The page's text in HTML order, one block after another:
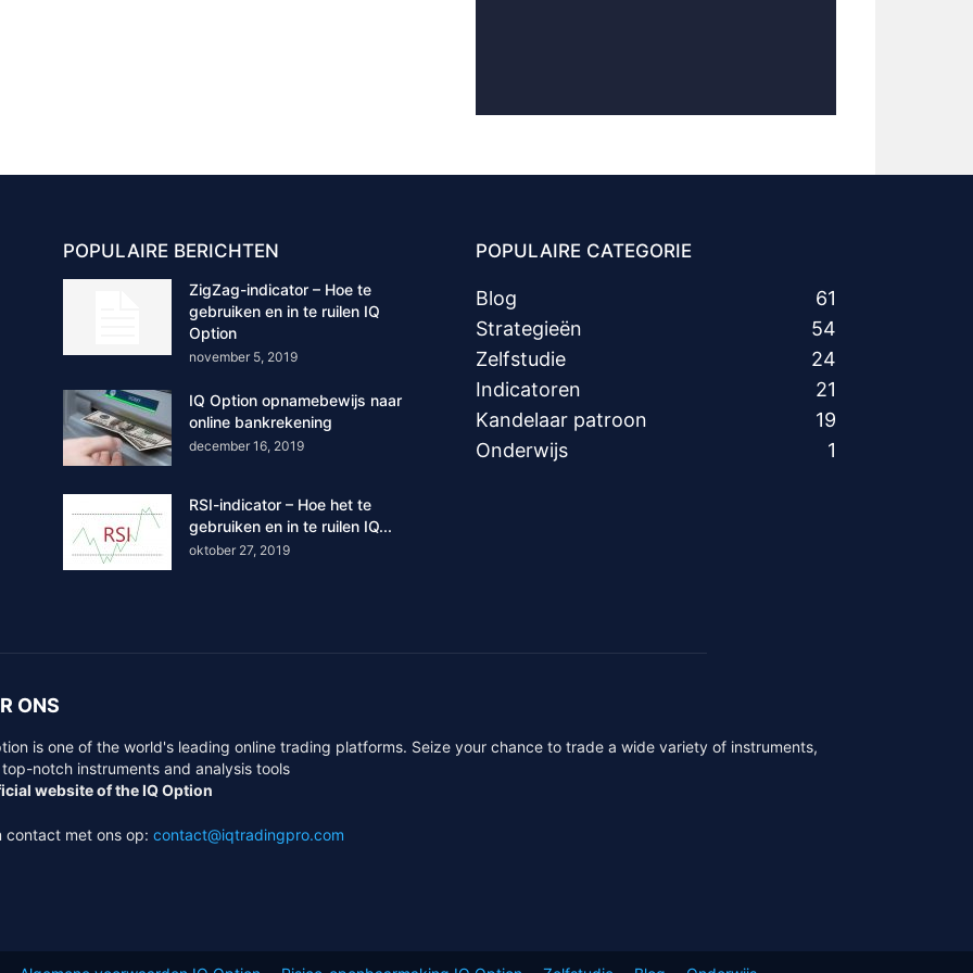
POPULAIRE BERICHTEN
ZigZag-indicator – Hoe te
gebruiken en in te ruilen IQ
Option
november 5, 2019
IQ Option opnamebewijs naar
online bankrekening
december 16, 2019
RSI-indicator – Hoe het te
gebruiken en in te ruilen IQ...
oktober 27, 2019
POPULAIRE CATEGORIE
Blog
61
Strategieën
54
Zelfstudie
24
Indicatoren
21
Kandelaar patroon
19
Onderwijs
1
ONS
is one of the world's leading online trading platforms. Seize your chance to trade a wide variety of instruments,
notch instruments and analysis tools
website of the IQ Option
contact met ons op: contact@iqtradingpro.com